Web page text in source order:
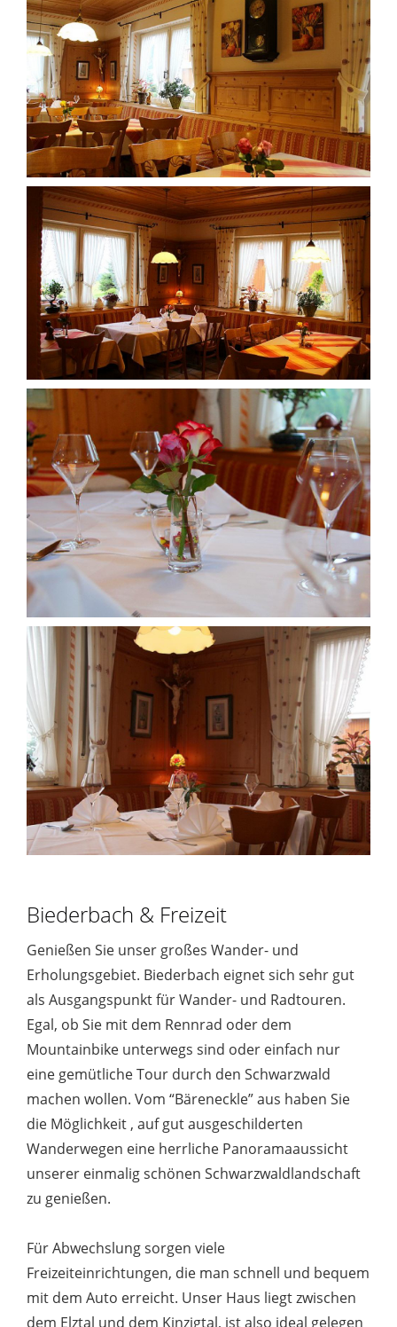
Biederbach & Freizeit
Genießen Sie unser großes Wander- und
Erholungsgebiet. Biederbach eignet sich sehr gut
als Ausgangspunkt für Wander- und Radtouren.
Egal, ob Sie mit dem Rennrad oder dem
Mountainbike unterwegs sind oder einfach nur
eine gemütliche Tour durch den Schwarzwald
machen wollen. Vom “Bäreneckle” aus haben Sie
die Möglichkeit , auf gut ausgeschilderten
Wanderwegen eine herrliche Panoramaaussicht
unserer einmalig schönen Schwarzwaldlandschaft
zu genießen.
Für Abwechslung sorgen viele
Freizeiteinrichtungen, die man schnell und bequem
mit dem Auto erreicht. Unser Haus liegt zwischen
dem Elztal und dem Kinzigtal, ist also ideal gelegen